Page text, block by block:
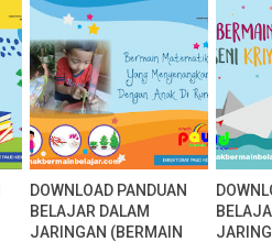
DOWNLOAD PANDUAN
BELAJAR DALAM
JARINGAN (BERMAIN